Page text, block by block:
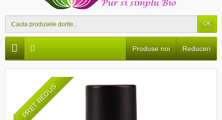
OK
Reduceri
Produse noi
PRET REDUS